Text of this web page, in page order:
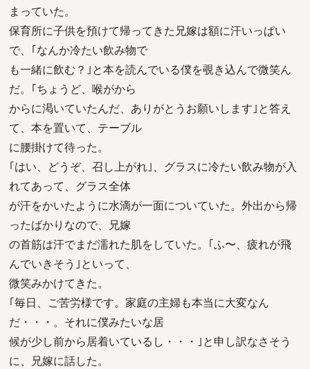
まっていた。
保育所に子供を預けて帰ってきた兄嫁は額に汗いっぱい
で、｢なんか冷たい飲み物で
も一緒に飲む？｣と本を読んでいる僕を覗き込んで微笑ん
だ。｢ちょうど、喉がから
からに渇いていたんだ、ありがとうお願いします｣と答え
て、本を置いて、テーブル
に腰掛けて待った。
｢はい、どうぞ、召し上がれ｣、グラスに冷たい飲み物が入
れてあって、グラス全体
が汗をかいたように水滴が一面についていた。外出から帰
ったばかりなので、兄嫁
の首筋は汗でまだ濡れた肌をしていた。｢ふ〜、疲れが飛
んでいきそう｣といって、
微笑みかけてきた。
｢毎日、ご苦労様です。家庭の主婦も本当に大変なん
だ・・・。それに僕みたいな居
候が少し前から居着いているし・・・｣と申し訳なさそう
に、兄嫁に話した。